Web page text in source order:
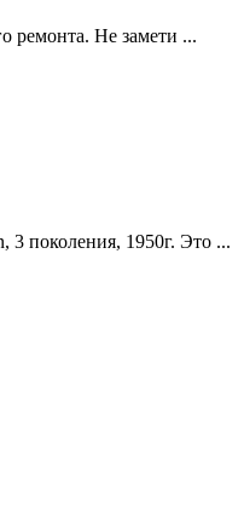
ремонта. Не замети ...
3 поколения, 1950г. Это ...